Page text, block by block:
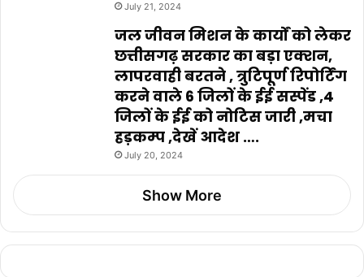
July 21, 2024
जल जीवन मिशन के कार्यों को लेकर
छत्तीसगढ़ सरकार का बड़ा एक्शन,
लापरवाही बरतने , त्रुटिपूर्ण रिपोर्टिंग
करने वाले 6 जिलों के ईई सस्पेंड ,4
जिलों के ईई को नोटिस जारी ,मचा
हड़कम्प ,देखें आदेश ….
July 20, 2024
Show More